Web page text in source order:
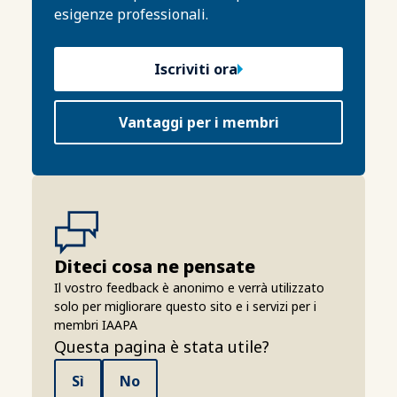
esigenze professionali.
Iscriviti ora
Vantaggi per i membri
Diteci cosa ne pensate
Il vostro feedback è anonimo e verrà utilizzato
solo per migliorare questo sito e i servizi per i
membri IAAPA
Questa pagina è stata utile?
Sì No